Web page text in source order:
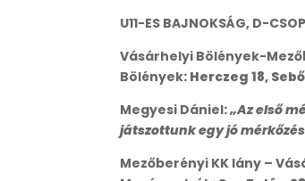
U11-ES BAJNOKSÁG, D-
Vásárhelyi Bölények-
Bölények: Herczeg 18,
Megyesi Dániel:„Az első
játszottunk egy jó
Mezőberényi KK lány –